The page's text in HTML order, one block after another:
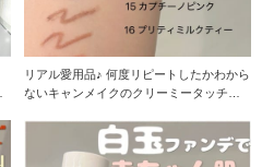
リアル愛用品♪ 何度リピートしたかわから
ないキャンメイクのクリーミータッチラ